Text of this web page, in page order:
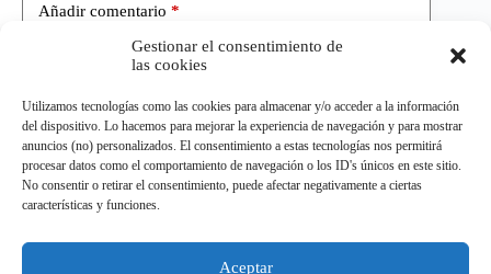
Gestionar el consentimiento de
las cookies
Utilizamos tecnologías como las cookies para almacenar y/o acceder a la información
del dispositivo. Lo hacemos para mejorar la experiencia de navegación y para mostrar
anuncios (no) personalizados. El consentimiento a estas tecnologías nos permitirá
procesar datos como el comportamiento de navegación o los ID's únicos en este sitio.
No consentir o retirar el consentimiento, puede afectar negativamente a ciertas
características y funciones.
Aceptar
Añadir comentario *
Publicar el comentario